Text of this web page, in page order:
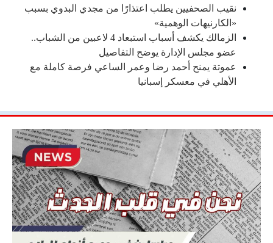
نقيب الصحفيين يطلب اعتذارًا من مجدي البدوي بسبب
«الكارنيهات الوهمية»
الزمالك يكشف أسباب استبعاد 4 لاعبين من الشباب..
عضو مجلس الإدارة يوضح التفاصيل
عموتة يمنح أحمد رضا وعمر الساعي فرصة كاملة مع
الأهلي في معسكر إسبانيا